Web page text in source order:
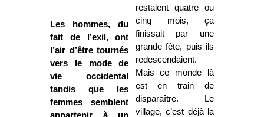
Les hommes, du
fait de l’exil, ont
l’air d’être tournés
vers le mode de
vie occidental
tandis que les
femmes semblent
restaient quatre ou
cinq mois, ça
finissait par une
grande fête, puis ils
redescendaient.
Mais ce monde là
est en train de
disparaître. Le
village, c’est déjà la